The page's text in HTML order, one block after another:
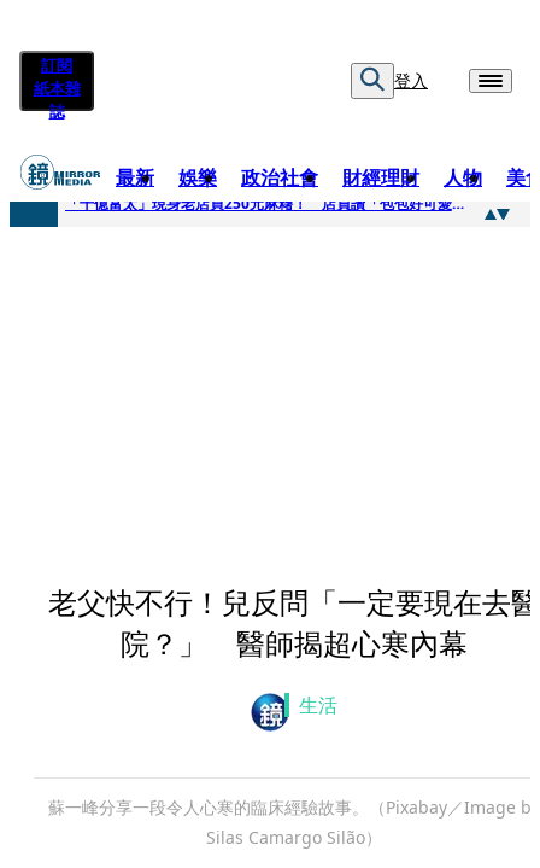
訂閱
紙本雜
誌
登入
最新 娛樂 政治社會 財經理財 人物 美
快訊
「千億富太」現身老店買250元麻糬！ 店員讚「包包好可愛」她笑回：我自己做的
老父快不行！兒反問「一定要現在去醫
院？」 醫師揭超心寒內幕
生活
蘇一峰分享一段令人心寒的臨床經驗故事。（Pixabay／Image by
Silas Camargo Silão）